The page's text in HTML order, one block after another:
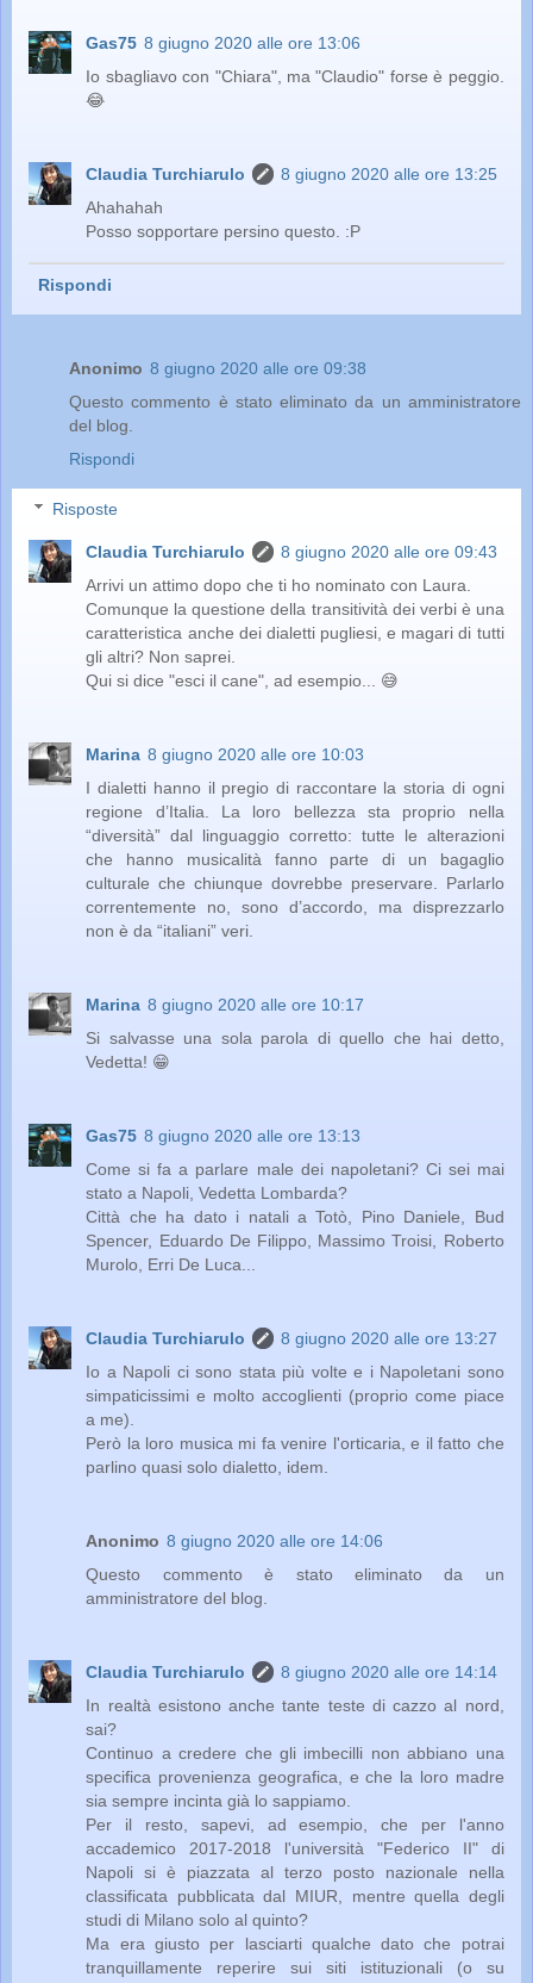
Gas75 8 giugno 2020 alle ore 13:06
Io sbagliavo con "Chiara", ma "Claudio" forse è peggio.
😂
Claudia Turchiarulo
8 giugno 2020 alle ore 13:25
Ahahahah
Posso sopportare persino questo. :P
Rispondi
Anonimo 8 giugno 2020 alle ore 09:38
Questo commento è stato eliminato da un amministratore
del blog.
Rispondi
Risposte
Claudia Turchiarulo
8 giugno 2020 alle ore 09:43
Arrivi un attimo dopo che ti ho nominato con Laura.
Comunque la questione della transitività dei verbi è una
caratteristica anche dei dialetti pugliesi, e magari di tutti
gli altri? Non saprei.
Qui si dice "esci il cane", ad esempio... 😅
Marina 8 giugno 2020 alle ore 10:03
I dialetti hanno il pregio di raccontare la storia di ogni
regione d’Italia. La loro bellezza sta proprio nella
“diversità” dal linguaggio corretto: tutte le alterazioni
che hanno musicalità fanno parte di un bagaglio
culturale che chiunque dovrebbe preservare. Parlarlo
correntemente no, sono d’accordo, ma disprezzarlo
non è da “italiani” veri.
Marina 8 giugno 2020 alle ore 10:17
Si salvasse una sola parola di quello che hai detto,
Vedetta! 😁
Gas75 8 giugno 2020 alle ore 13:13
Come si fa a parlare male dei napoletani? Ci sei mai
stato a Napoli, Vedetta Lombarda?
Città che ha dato i natali a Totò, Pino Daniele, Bud
Spencer, Eduardo De Filippo, Massimo Troisi, Roberto
Murolo, Erri De Luca...
Claudia Turchiarulo
8 giugno 2020 alle ore 13:27
Io a Napoli ci sono stata più volte e i Napoletani sono
simpaticissimi e molto accoglienti (proprio come piace
a me).
Però la loro musica mi fa venire l'orticaria, e il fatto che
parlino quasi solo dialetto, idem.
Anonimo 8 giugno 2020 alle ore 14:06
Questo commento è stato eliminato da un
amministratore del blog.
Claudia Turchiarulo
8 giugno 2020 alle ore 14:14
In realtà esistono anche tante teste di cazzo al nord,
sai?
Continuo a credere che gli imbecilli non abbiano una
specifica provenienza geografica, e che la loro madre
sia sempre incinta già lo sappiamo.
Per il resto, sapevi, ad esempio, che per l'anno
accademico 2017-2018 l'università "Federico II" di
Napoli si è piazzata al terzo posto nazionale nella
classificata pubblicata dal MIUR, mentre quella degli
studi di Milano solo al quinto?
Ma era giusto per lasciarti qualche dato che potrai
tranquillamente reperire sui siti istituzionali (o su